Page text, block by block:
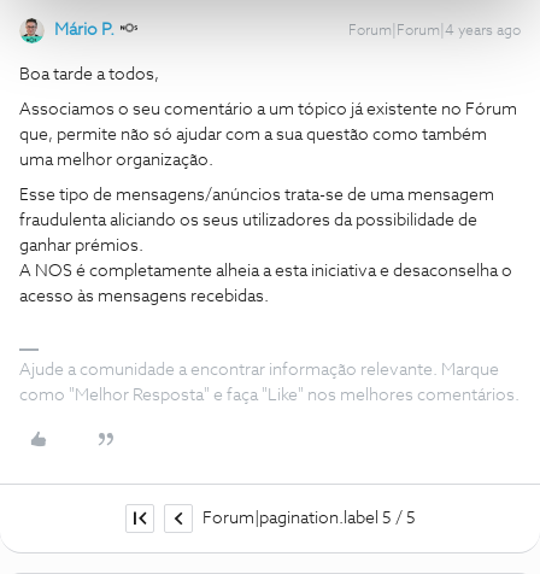
Mário P. Forum|Forum|4 years ago
Boa tarde a todos,
Associamos o seu comentário a um tópico já existente no Fórum
que, permite não só ajudar com a sua questão como também
uma melhor organização.
Esse tipo de mensagens/anúncios trata-se de uma mensagem
fraudulenta aliciando os seus utilizadores da possibilidade de
ganhar prémios.
A NOS é completamente alheia a esta iniciativa e desaconselha o
acesso às mensagens recebidas.
Ajude a comunidade a encontrar informação relevante. Marque
como "Melhor Resposta" e faça "Like" nos melhores comentários.
Forum|pagination.label 5 / 5